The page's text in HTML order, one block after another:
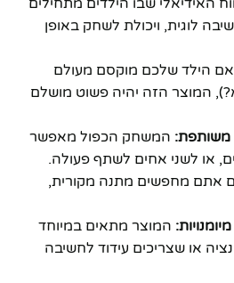
האידיאלי שבו הילדים מתחילים
לוגית, ויכולת לשחק באופן
אם הילד שלכם מוקסם מעולם
המוצר הזה יהיה פשוט מושלם
משותפת: המשחק הכפול מאפשר
או לשני אחים לשתף פעולה.
אתם מחפשים מתנה מקורית,
המוצר מתאים במיוחד
או שצריכים עידוד לחשיבה